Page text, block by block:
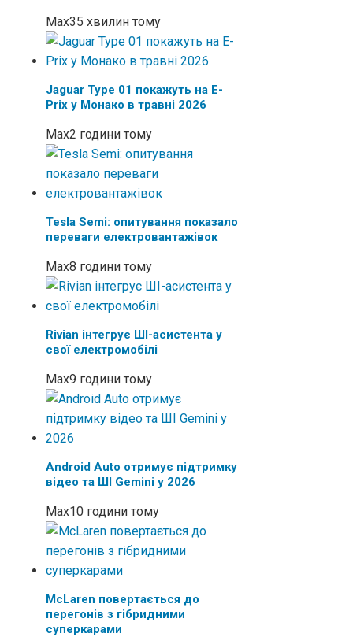
Max35 хвилин тому
Jaguar Type 01 покажуть на E-
Prix у Монако в травні 2026
Max2 години тому
Tesla Semi: опитування показало
переваги електровантажівок
Max8 години тому
Rivian інтегрує ШІ-асистента у
свої електромобілі
Max9 години тому
Android Auto отримує підтримку
відео та ШІ Gemini у 2026
Max10 години тому
McLaren повертається до
перегонів з гібридними
суперкарами